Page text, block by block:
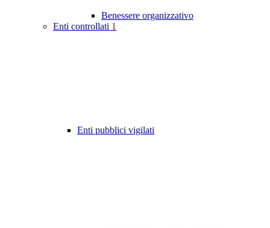
Benessere organizzativo
Enti controllati 1
Enti pubblici vigilati